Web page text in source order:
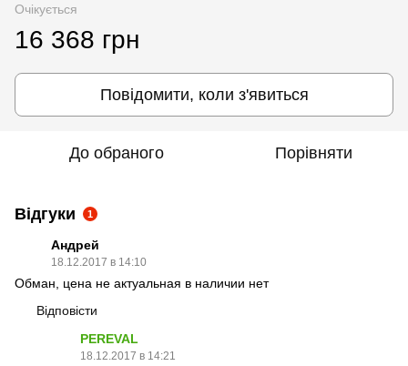
Очікується
16 368 грн
Повідомити, коли з'явиться
До обраного Порівняти
Відгуки 1
Андрей
18.12.2017 в 14:10
Обман, цена не актуальная в наличии нет
Відповісти
PEREVAL
18.12.2017 в 14:21